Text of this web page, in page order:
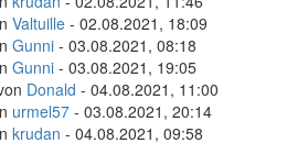
Valtuille - 02.08.2021, 18:09
Gunni - 03.08.2021, 08:18
Gunni - 03.08.2021, 19:05
Donald - 04.08.2021, 11:00
urmel57 - 03.08.2021, 20:14
krudan - 04.08.2021, 09:58